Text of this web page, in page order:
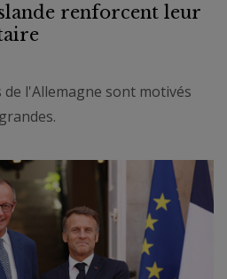
renforcent leur
l'Allemagne sont motivés